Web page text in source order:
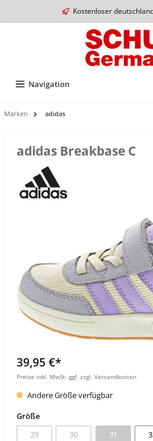
Kostenloser
Navigation
Marken adidas
adidas Breakbase C
39,95 €*
Preise inkl. MwSt. ggf. zzgl. Versandkosten
Andere Größe verfügbar
Größe
29
30 31